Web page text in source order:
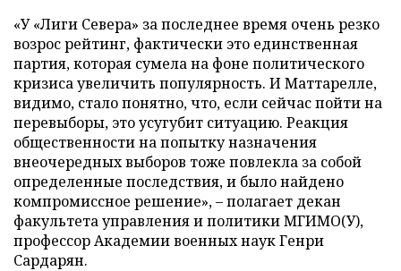
«У «Лиги Севера» за последнее время очень резко
возрос рейтинг, фактически это единственная
партия, которая сумела на фоне политического
кризиса увеличить популярность. И Маттарелле,
видимо, стало понятно, что, если сейчас пойти на
перевыборы, это усугубит ситуацию. Реакция
общественности на попытку назначения
внеочередных выборов тоже повлекла за собой
определенные последствия, и было найдено
компромиссное решение», – полагает декан
факультета управления и политики МГИМО(У),
профессор Академии военных наук Генри
Сардарян.